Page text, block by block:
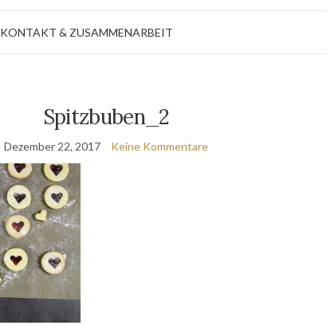
KONTAKT & ZUSAMMENARBEIT
Spitzbuben_2
Dezember 22, 2017 Keine Kommentare